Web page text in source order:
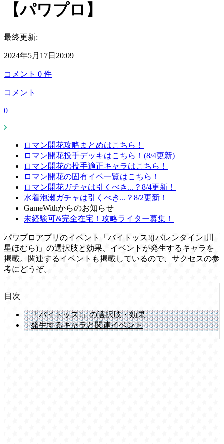
【パワプロ】
最終更新:
2024年5月17日20:09
コメント 0 件
コメント
0
ロマン開花攻略まとめはこちら！
ロマン開花投手デッキはこちら！(8/4更新)
ロマン開花の投手適正キャラはこちら！
ロマン開花の固有イベ一覧はこちら！
ロマン開花ガチャは引くべき...？8/4更新！
水着泡瀬ガチャは引くべき...？8/2更新！
GameWithからのお知らせ
未経験可&完全在宅！攻略ライター募集！
パワプロアプリのイベント「バイトッス!([バレンタイン]川
星ほむら)」の選択肢と効果、イベントが発生するキャラを
掲載。関連するイベントも掲載しているので、サクセスの参
考にどうぞ。
目次
「バイトッス!」の選択肢・効果
発生するキャラと関連イベント